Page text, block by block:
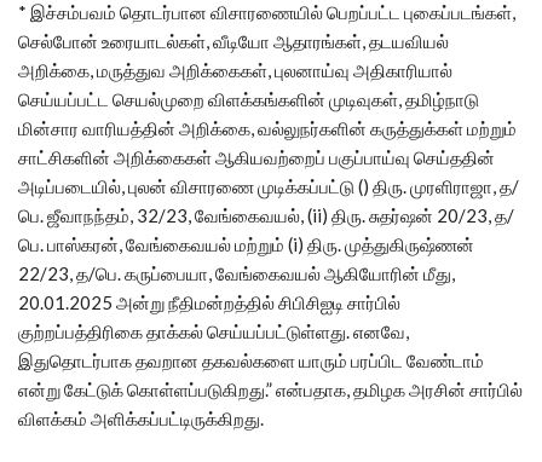
* இச்சம்பவம் தொடர்பான விசாரணையில் பெறப்பட்ட புகைப்படங்கள்,
செல்போன் உரையாடல்கள், வீடியோ ஆதாரங்கள், தடயவியல்
அறிக்கை, மருத்துவ அறிக்கைகள், புலனாய்வு அதிகாரியால்
செய்யப்பட்ட செயல்முறை விளக்கங்களின் முடிவுகள், தமிழ்நாடு
மின்சார வாரியத்தின் அறிக்கை, வல்லுநர்களின் கருத்துக்கள் மற்றும்
சாட்சிகளின் அறிக்கைகள் ஆகியவற்றைப் பகுப்பாய்வு செய்ததின்
அடிப்படையில், புலன் விசாரணை முடிக்கப்பட்டு () திரு. முரளிராஜா, த/
பெ. ஜீவாநந்தம், 32/23, வேங்கைவயல், (ii) திரு. சுதர்ஷன் 20/23, த/
பெ. பாஸ்கரன், வேங்கைவயல் மற்றும் (i) திரு. முத்துகிருஷ்ணன்
22/23, த/பெ. கருப்பையா, வேங்கைவயல் ஆகியோரின் மீது,
20.01.2025 அன்று நீதிமன்றத்தில் சிபிசிஐடி சார்பில்
குற்றப்பத்திரிகை தாக்கல் செய்யப்பட்டுள்ளது. எனவே,
இதுதொடர்பாக தவறான தகவல்களை யாரும் பரப்பிட வேண்டாம்
என்று கேட்டுக் கொள்ளப்படுகிறது.” என்பதாக, தமிழக அரசின் சார்பில்
விளக்கம் அளிக்கப்பட்டிருக்கிறது.